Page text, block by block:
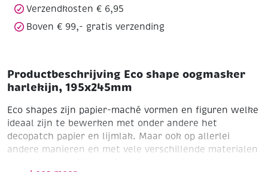
Verzendkosten € 6,95
Boven € 99,- gratis verzending
Productbeschrijving Eco shape oogmasker
harlekijn, 195x245mm
Eco shapes zijn papier-maché vormen en figuren welke
ideaal zijn te bewerken met onder andere het
decopatch papier en lijmlak. Maar ook op allerlei
andere manieren en met vele verschillende materialen